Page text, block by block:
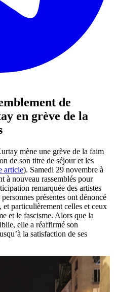
de
en grève de la
mène une grève de la faim
de son titre de séjour et les
article). Samedi 29 novembre à
à nouveau rassemblés pour
remarquée des artistes
présentes ont dénoncé
et particulièrement celles et ceux
et le fascisme. Alors que la
elle a réaffirmé son
la satisfaction de ses